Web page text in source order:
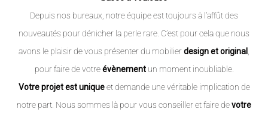
Depuis nos bureaux, notre équipe est toujours à l’affût des
nouveautés pour dénicher la perle rare. C’est pour cela que nous
avons le plaisir de vous présenter du mobilierdesign et original ,
pour faire de votreévènementun moment inoubliable.
Votre projet est uniqueet demande une véritable implication de
notre part. Nous sommes là pour vous conseiller et faire devotre